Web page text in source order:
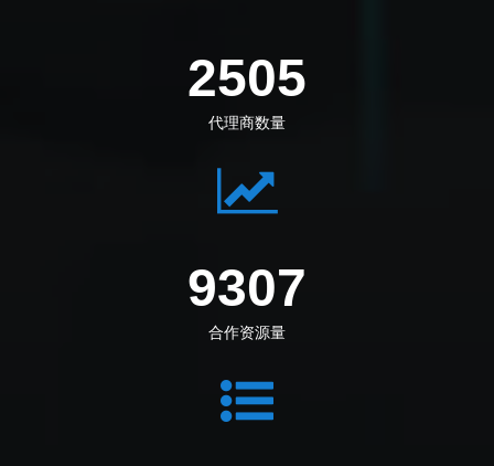
2794
代理商数量
10381
合作资源量